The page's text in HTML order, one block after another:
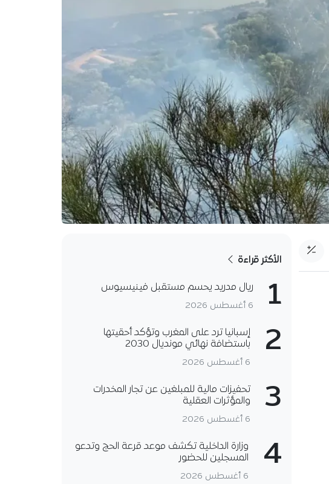
الأكثر قراءة
1 ريال مدريد يحسم مستقبل فينيسيوس
6 أغسطس 2026
2
إسبانيا ترد على المغرب وتؤكد أحقيتها
باستضافة نهائي مونديال 2030
6 أغسطس 2026
3
تحفيزات مالية للمبلغين عن تجار المخدرات
والمؤثرات العقلية
6 أغسطس 2026
4
وزارة الداخلية تكشف موعد قرعة الحج وتدعو
المسجلين للحضور
6 أغسطس 2026